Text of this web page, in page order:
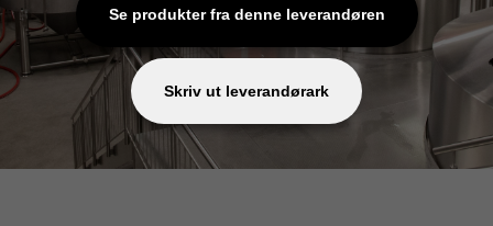
Se produkter fra denne leverandøren
Skriv ut leverandørark